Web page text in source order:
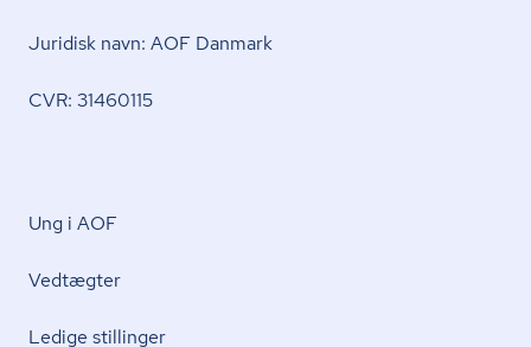
Juridisk navn: AOF Danmark
CVR: 31460115
Ung i AOF
Vedtægter
Ledige stillinger